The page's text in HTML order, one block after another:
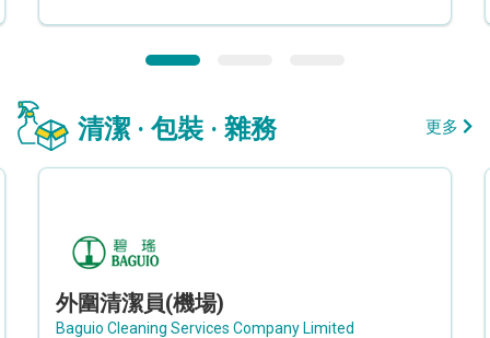
清潔 · 包裝 · 雜務 更多
外圍清潔員(機場)
Baguio Cleaning Services Company Limited